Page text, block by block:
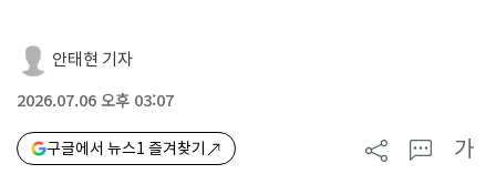
안태현 기자
2026.07.06 오후 03:07
구글에서 뉴스1 즐겨찾기 가